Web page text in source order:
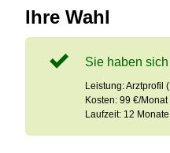
Ihre Wahl
Sie haben
Leistung: Arztprofil
Kosten: 99 €/
Laufzeit: 12